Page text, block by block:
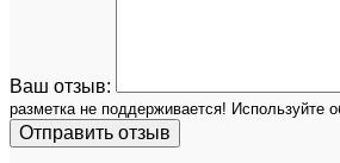
Ваш отзыв:
разметка не поддерживается! Используйте
Отправить отзыв